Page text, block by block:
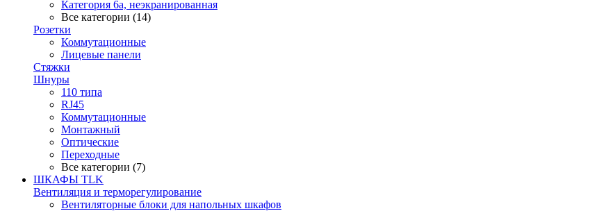
Категория 6а, неэкранированная
Все категории (14)
Розетки
Коммутационные
Лицевые панели
Стяжки
Шнуры
110 типа
RJ45
Коммутационные
Монтажный
Оптические
Переходные
Все категории (7)
ШКАФЫ TLK
Вентиляция и терморегулирование
Вентиляторные блоки для напольных шкафов